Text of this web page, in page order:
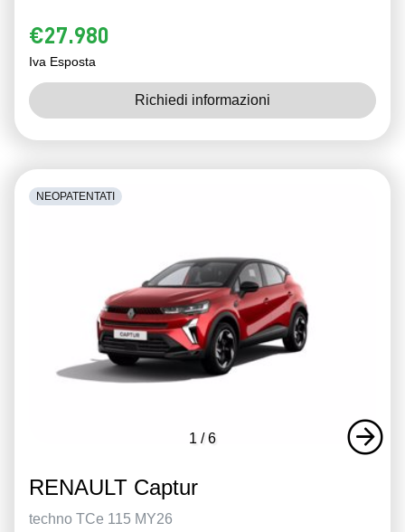
€27.980
Iva Esposta
Richiedi informazioni
1 /6
NEOPATENTATI
RENAULT Captur
techno TCe 115 MY26